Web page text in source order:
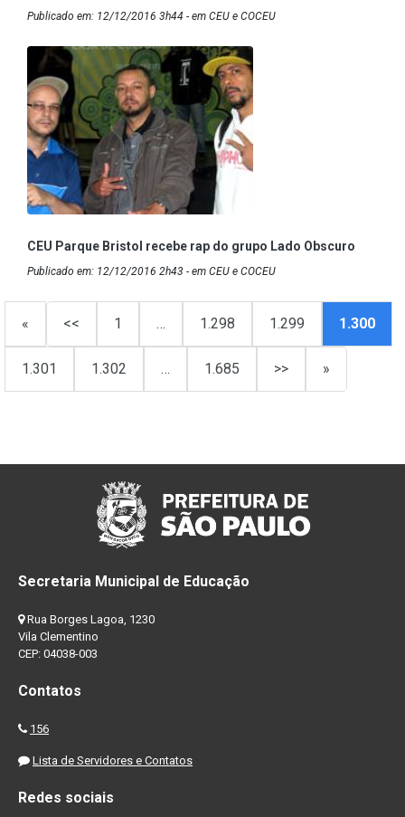
Publicado em: 12/12/2016 3h44 - em CEU e COCEU
CEU Parque Bristol recebe rap do grupo Lado Obscuro
Publicado em: 12/12/2016 2h43 - em CEU e COCEU
« << 1 … 1.298 1.299 1.300
1.301 1.302 … 1.685 >> »
Secretaria Municipal de Educação
Rua Borges Lagoa, 1230
Vila Clementino
CEP: 04038-003
Contatos
156
Lista de Servidores e Contatos
Redes sociais